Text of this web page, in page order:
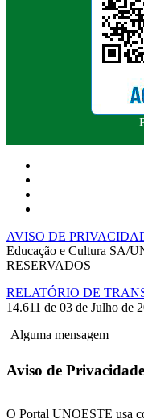
AVISO DE
Educação e Cultura SA/
RESERVADOS
RELATÓRIO DE
14.611 de 03 de Julho de
Alguma mensagem
Aviso de
O Portal UNOESTE usa